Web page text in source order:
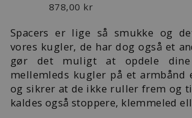
878,00 kr
Spacers er lige så smukke og
vores kugler, de har dog også et
gør det muligt at opdele
mellemleds kugler på et armbånd
og sikrer at de ikke ruller frem og
kaldes også stoppere, klemmeled